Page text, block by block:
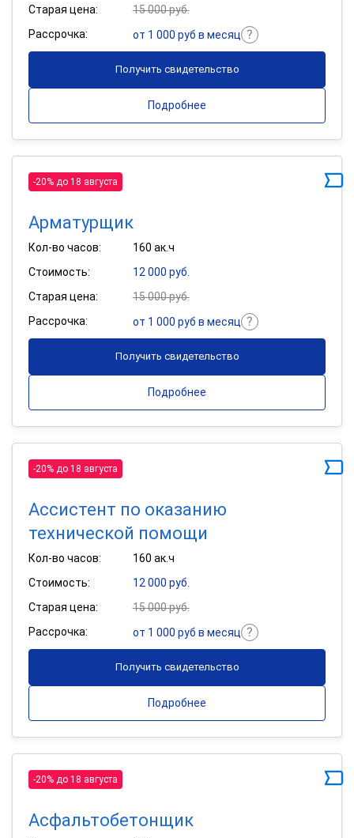
Старая цена:
15 000 руб.
Рассрочка:
от 1 000 руб в месяц
Получить свидетельство
Подробнее
-20% до 18 августа
Арматурщик
Кол-во часов:
160 ак.ч
Стоимость:
12 000 руб.
Старая цена:
15 000 руб.
Рассрочка:
от 1 000 руб в месяц
Получить свидетельство
Подробнее
-20% до 18 августа
Ассистент по оказанию
технической помощи
Кол-во часов:
160 ак.ч
Стоимость:
12 000 руб.
Старая цена:
15 000 руб.
Рассрочка:
от 1 000 руб в месяц
Получить свидетельство
Подробнее
-20% до 18 августа
Асфальтобетонщик